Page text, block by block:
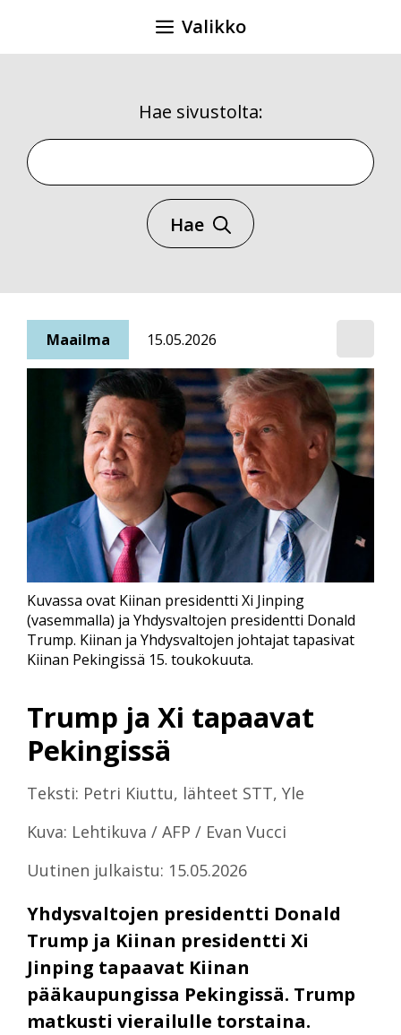
Valikko
Hae sivustolta:
Hae sivustolta
Hae
Maailma 15.05.2026
Trump ja Xi tapaavat
Pekingissä
Teksti: Petri Kiuttu, lähteet STT, Yle
Kuva: Lehtikuva / AFP / Evan Vucci
Uutinen julkaistu: 15.05.2026
Yhdysvaltojen presidentti Donald
Trump ja Kiinan presidentti Xi
Jinping tapaavat Kiinan
pääkaupungissa Pekingissä. Trump
matkusti vierailulle torstaina.
Kuvassa ovat Kiinan presidentti Xi Jinping
(vasemmalla) ja Yhdysvaltojen presidentti Donald
Trump. Kiinan ja Yhdysvaltojen johtajat tapasivat
Kiinan Pekingissä 15. toukokuuta.